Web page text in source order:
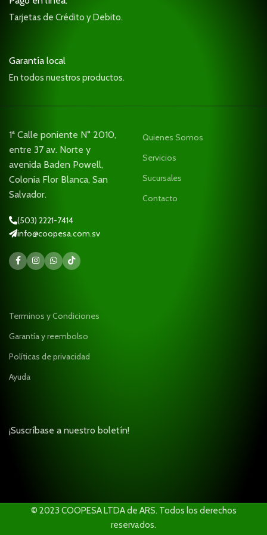
Tarjetas de Crédito y Debito.
Garantía local
En todos nuestros productos.
1ª Calle poniente N° 2010,
entre 37 av. Norte y
avenida Baden Powell,
Colonia Flor Blanca, San
Salvador.
(503) 2221-7414
info@coopesa.com.sv
Quienes Somos
Servicios
Sucursales
Contacto
Terminos y Condiciones
Garantía y reembolso
Políticas de privacidad
Ayuda
¡Suscríbase a nuestro boletín!
© 2023 COOPESA LTDA de ARS. Todos los derechos
reservados.